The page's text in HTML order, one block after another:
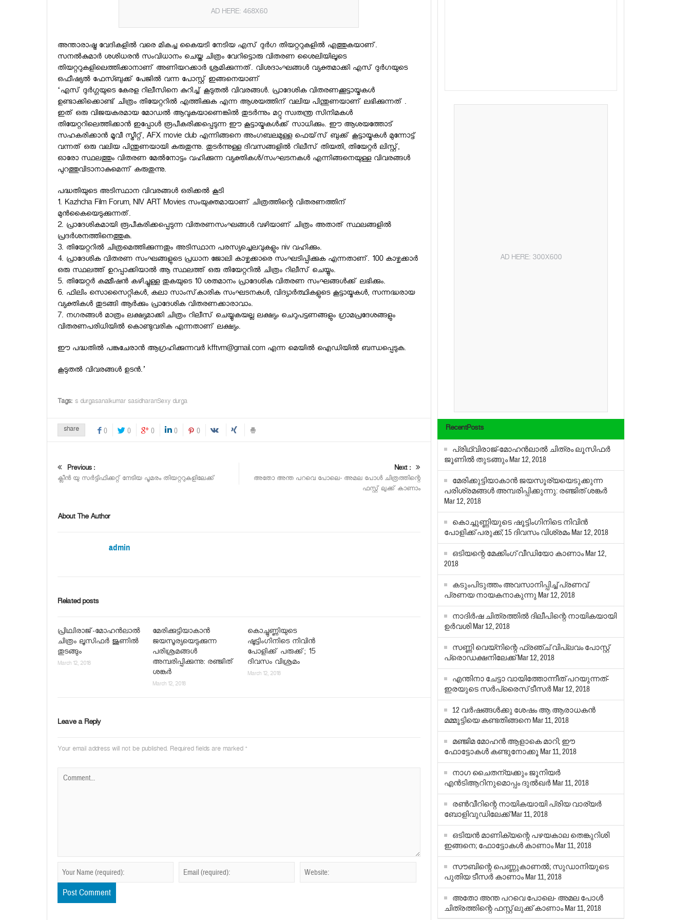
AD HERE: 468X60
അന്താരാഷ്ട്ര വേദികളില്‍ വരെ മികച്ച കൈയടി നേടിയ എസ് ദുര്‍ഗ തിയറ്ററുകളില്‍ എത്തുകയാണ്.
സനല്‍കുമാര്‍ ശശിധരന്‍ സംവിധാനം ചെയ്ത ചിത്രം വേറിട്ടൊരു വിതരണ ശൈലിയിലൂടെ
തിയറ്ററുകളിലെത്തിക്കാനാണ് അണിയറക്കാര്‍ ശ്രമിക്കുന്നത്. വിശദാംഘങ്ങള്‍ വ്യക്തമാക്കി എസ് ദുര്‍ഗയുടെ
ഒഫീഷ്യല്‍ ഫേസ്ബുക്ക് പേജില്‍ വന്ന പോസ്റ്റ് ഇങ്ങനെയാണ്
‘എസ് ദുര്‍ഗ്ഗയുടെ കേരള റിലീസിനെ കുറിച്ച് കൂടുതല്‍ വിവരങ്ങള്‍. പ്രാദേശിക വിതരണക്കൂട്ടായ്മകള്‍
ഉണ്ടാക്കിക്കൊണ്ട് ചിത്രം തിയേറ്ററില്‍ എത്തിക്കുക എന്ന ആശയത്തിന് വലിയ പിന്തുണയാണ് ലഭിക്കുന്നത് .
ഇത് ഒരു വിജയകരമായ മോഡല്‍ ആവുകയാണെങ്കില്‍ തുടര്‍ന്നും മറ്റു സ്വതന്ത്ര സിനിമകള്‍
തിയേറ്ററിലെത്തിക്കാന്‍ ഇപ്പോള്‍ രൂപീകരിക്കപ്പെടുന്ന ഈ കൂട്ടായ്മകള്‍ക്ക് സാധിക്കും. ഈ ആശയത്തോട്
സഹകരിക്കാന്‍ മൂവീ സ്ട്രീറ്റ്, AFX movie club എന്നിങ്ങനെ അംഗബലമുള്ള ഫെയ്‌സ് ബുക്ക് കൂട്ടായ്മകള്‍ മുന്നോട്ട്
വന്നത് ഒരു വലിയ പിന്തുണയായി കരുതുന്നു. തുടര്‍ന്നുള്ള ദിവസങ്ങളില്‍ റിലീസ് തിയതി, തിയേറ്റര്‍ ലിസ്റ്റ്,
ഓരോ സ്ഥലത്തും വിതരണ മേല്‍നോട്ടം വഹിക്കുന്ന വ്യക്തികള്‍/സംഘടനകള്‍ എന്നിങ്ങനെയുള്ള വിവരങ്ങള്‍
പുറത്തുവിടാനാകുമെന്ന് കരുതുന്നു.
പദ്ധതിയുടെ അടിസ്ഥാന വിവരങ്ങള്‍ ഒരിക്കല്‍ കൂടി
1. Kazhcha Film Forum, NIV ART Movies സംയുക്തമായാണ് ചിത്രത്തിന്റെ വിതരണത്തിന്
മുന്‍കൈയെടുക്കുന്നത്.
2. പ്രാദേശികമായി രൂപീകരിക്കപ്പെടുന്ന വിതരണസംഘങ്ങള്‍ വഴിയാണ് ചിത്രം അതാത് സ്ഥലങ്ങളില്‍
പ്രദര്‍ശനത്തിനെത്തുക.
3. തിയേറ്ററില്‍ ചിത്രമെത്തിക്കുന്നതും അടിസ്ഥാന പരസ്യച്ചെലവുകളും niv വഹിക്കും.
4. പ്രാദേശിക വിതരണ സംഘങ്ങളുടെ പ്രധാന ജോലി കാഴ്ചക്കാരെ സംഘടിപ്പിക്കുക എന്നതാണ്. 100 കാഴ്ചക്കാര്‍
ഒരു സ്ഥലത്ത് ഉറപ്പാക്കിയാല്‍ ആ സ്ഥലത്ത് ഒരു തിയേറ്ററില്‍ ചിത്രം റിലീസ് ചെയ്യും.
5. തിയേറ്റര്‍ കമ്മീഷന്‍ കഴിച്ചുള്ള തുകയുടെ 10 ശതമാനം പ്രാദേശിക വിതരണ സംഘങ്ങള്‍ക്ക് ലഭിക്കും.
6. ഫിലിം സൊസൈറ്റികള്‍, കലാ സാംസ്‌കാരിക സംഘടനകള്‍, വിദ്യാര്‍ത്ഥികളുടെ കൂട്ടായ്മകള്‍, സന്നദ്ധരായ
വ്യക്തികള്‍ തുടങ്ങി ആര്‍ക്കും പ്രാദേശിക വിതരണക്കാരാവാം.
7. നഗരങ്ങള്‍ മാത്രം ലക്ഷ്യമാക്കി ചിത്രം റിലീസ് ചെയ്യുകയല്ല ലക്ഷ്യം ചെറുപട്ടണങ്ങളും ഗ്രാമപ്രദേശങ്ങളും
വിതരണപരിധിയില്‍ കൊണ്ടുവരിക എന്നതാണ് ലക്ഷ്യം.
ഈ പദ്ധതില്‍ പങ്കുചേരാന്‍ ആഗ്രഹിക്കുന്നവര്‍ kfftvm@gmail.comഎന്ന മെയില്‍ ഐഡിയില്‍ ബന്ധപ്പെടുക.
കൂടുതല്‍ വിവരങ്ങള്‍ ഉടന്‍.’
Tags: s durgasanalkumar sasidharanSexy durga
share 0 0 0 0 0
Previous :
ക്ലീന്‍ യു സര്‍ട്ടിഫിക്കറ്റ് നേടിയ പൂമരം തിയറ്ററുകളിലേക്ക്
Next :
അതോ അന്ത പറവെ പോലെ- അമല പോള്‍ ചിത്രത്തിന്റെ
ഫസ്റ്റ് ലുക്ക് കാണാം
About The Author
admin
Related posts
പ്രിഥ്വിരാജ്-മോഹന്‍ലാല്‍
ചിത്രം ലൂസിഫര്‍ ജൂണില്‍
തുടങ്ങും
March 12, 2018
മേരിക്കുട്ടിയാകാന്‍
ജയസൂര്യയെടുക്കുന്ന
പരിശ്രമങ്ങള്‍
അമ്പരിപ്പിക്കുന്നു: രഞ്ജിത്
ശങ്കര്‍
March 12, 2018
കൊച്ചുണ്ണിയുടെ
ഷൂട്ടിംഗിനിടെ നിവിന്‍
പോളിക്ക് പരുക്ക്; 15
ദിവസം വിശ്രമം
March 12, 2018
Leave a Reply
Your email address will not be published. Required fields are marked *
AD HERE: 300X600
RecentPosts
പ്രിഥ്വിരാജ്-മോഹന്‍ലാല്‍ ചിത്രം ലൂസിഫര്‍
ജൂണില്‍ തുടങ്ങും Mar 12, 2018
മേരിക്കുട്ടിയാകാന്‍ ജയസൂര്യയെടുക്കുന്ന
പരിശ്രമങ്ങള്‍ അമ്പരിപ്പിക്കുന്നു: രഞ്ജിത് ശങ്കര്‍
Mar 12, 2018
കൊച്ചുണ്ണിയുടെ ഷൂട്ടിംഗിനിടെ നിവിന്‍
പോളിക്ക് പരുക്ക്; 15 ദിവസം വിശ്രമം Mar 12, 2018
ഒടിയന്റെ മേക്കിംഗ് വീഡിയോ കാണാം Mar 12,
2018
കടുംപിടുത്തം അവസാനിപ്പിച്ച് പ്രണവ്
പ്രണയ നായകനാകുന്നു Mar 12, 2018
നാദിര്‍ഷ ചിത്രത്തില്‍ ദിലീപിന്റെ നായികയായി
ഉര്‍വശി Mar 12, 2018
സണ്ണി വെയ്‌നിന്റെ ഫ്രഞ്ച് വിപ്ലവം പോസ്റ്റ്
പ്രൊഡക്ഷനിലേക്ക്Mar 12, 2018
എന്തിനാ ചേട്ടാ വായിത്തോന്നീത് പറയുന്നത്-
ഇരയുടെ സര്‍പ്രൈസ് ടീസര്‍ Mar 12, 2018
12 വര്‍ഷങ്ങള്‍ക്കു ശേഷം ആ ആരാധകന്‍
മമ്മൂട്ടിയെ കണ്ടതിങ്ങനെ Mar 11, 2018
മഞ്ജിമ മോഹന്‍ ആളാകെ മാറി; ഈ
ഫോട്ടോകള്‍ കണ്ടുനോക്കൂ Mar 11, 2018
നാഗ ചൈതന്യക്കും ജൂനിയര്‍
എന്‍ടിആറിനുമൊപ്പം ദുല്‍ഖര്‍ Mar 11, 2018
രണ്‍വീറിന്റെ നായികയായി പ്രിയ വാര്യര്‍
ബോളിവുഡിലേക്ക്Mar 11, 2018
ഒടിയന്‍ മാണിക്യന്റെ പഴയകാല തെങ്കുറിശി
ഇങ്ങനെ; ഫോട്ടോകള്‍ കാണാം Mar 11, 2018
സൗബിന്റെ പെണ്ണുകാണല്‍; സുഡാനിയുടെ
പുതിയ ടീസര്‍ കാണാം Mar 11, 2018
അതോ അന്ത പറവെ പോലെ- അമല പോള്‍
ചിത്രത്തിന്റെ ഫസ്റ്റ് ലുക്ക് കാണാം Mar 11, 2018